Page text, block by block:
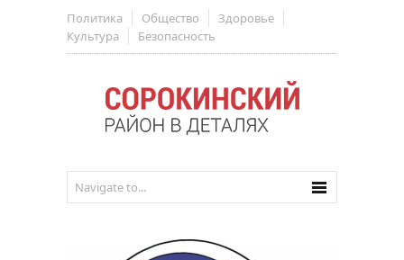
Политика Общество
Здоровье
Культура
Безопасность